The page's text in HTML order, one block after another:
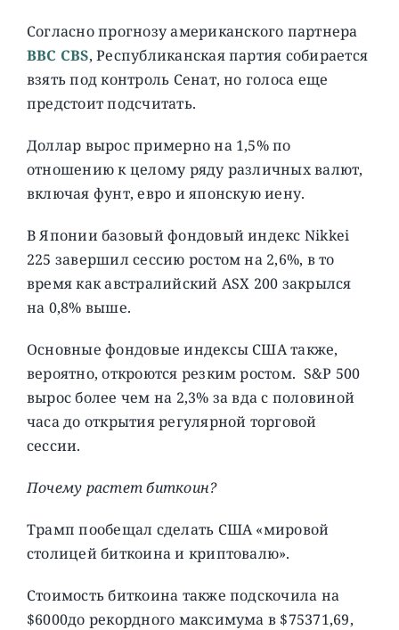
Согласно прогнозу американского партнера
BBC CBS, Республиканская партия собирается
взять под контроль Сенат, но голоса еще
предстоит подсчитать.
Доллар вырос примерно на 1,5% по
отношению к целому ряду различных валют,
включая фунт, евро и японскую иену.
В Японии базовый фондовый индекс Nikkei
225 завершил сессию ростом на 2,6%, в то
время как австралийский ASX 200 закрылся
на 0,8% выше.
Основные фондовые индексы США также,
вероятно, откроются резким ростом. S&P 500
вырос более чем на 2,3% за вда с половиной
часа до открытия регулярной торговой
сессии.
Почему растет биткоин?
Трамп пообещал сделать США «мировой
столицей биткоина и криптовалю».
Стоимость биткоина также подскочила на
$6000до рекордного максимума в $75371,69,